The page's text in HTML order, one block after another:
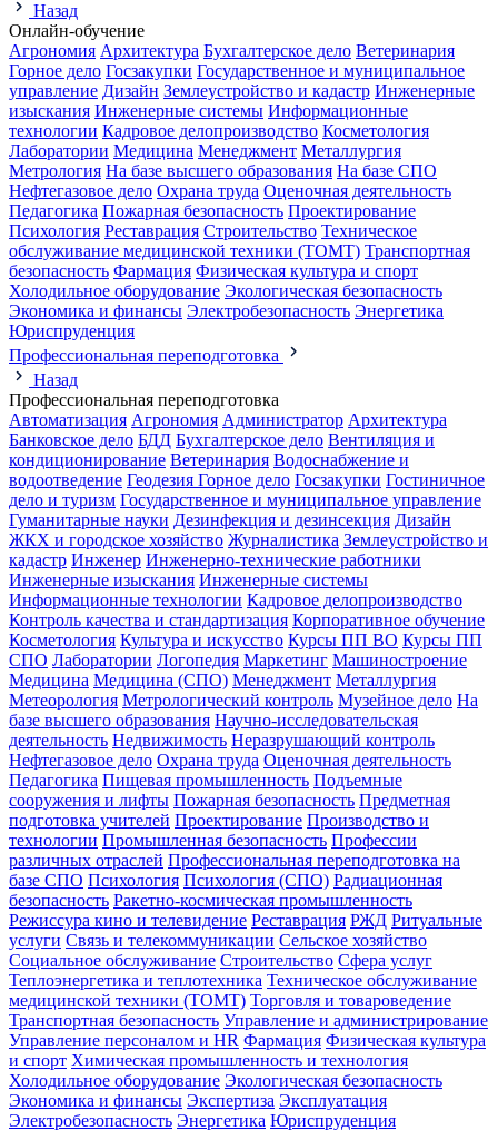
Назад
Онлайн-обучение
Агрономия Архитектура Бухгалтерское дело Ветеринария
Горное дело Госзакупки Государственное и муниципальное
управление Дизайн Землеустройство и кадастр Инженерные
изыскания Инженерные системы Информационные
технологии Кадровое делопроизводство Косметология
Лаборатории Медицина Менеджмент Металлургия
Метрология На базе высшего образования На базе СПО
Нефтегазовое дело Охрана труда Оценочная деятельность
Педагогика Пожарная безопасность Проектирование
Психология Реставрация Строительство Техническое
обслуживание медицинской техники (ТОМТ) Транспортная
безопасность Фармация Физическая культура и спорт
Холодильное оборудование Экологическая безопасность
Экономика и финансы Электробезопасность Энергетика
Юриспруденция
Профессиональная переподготовка
Назад
Профессиональная переподготовка
Автоматизация Агрономия Администратор Архитектура
Банковское дело БДД Бухгалтерское дело Вентиляция и
кондиционирование Ветеринария Водоснабжение и
водоотведение Геодезия Горное дело Госзакупки Гостиничное
дело и туризм Государственное и муниципальное управление
Гуманитарные науки Дезинфекция и дезинсекция Дизайн
ЖКХ и городское хозяйство Журналистика Землеустройство и
кадастр Инженер Инженерно-технические работники
Инженерные изыскания Инженерные системы
Информационные технологии Кадровое делопроизводство
Контроль качества и стандартизация Корпоративное обучение
Косметология Культура и искусство Курсы ПП ВО Курсы ПП
СПО Лаборатории Логопедия Маркетинг Машиностроение
Медицина Медицина (СПО) Менеджмент Металлургия
Метеорология Метрологический контроль Музейное дело На
базе высшего образования Научно-исследовательская
деятельность Недвижимость Неразрушающий контроль
Нефтегазовое дело Охрана труда Оценочная деятельность
Педагогика Пищевая промышленность Подъемные
сооружения и лифты Пожарная безопасность Предметная
подготовка учителей Проектирование Производство и
технологии Промышленная безопасность Профессии
различных отраслей Профессиональная переподготовка на
базе СПО Психология Психология (СПО) Радиационная
безопасность Ракетно-космическая промышленность
Режиссура кино и телевидение Реставрация РЖД Ритуальные
услуги Связь и телекоммуникации Сельское хозяйство
Социальное обслуживание Строительство Сфера услуг
Теплоэнергетика и теплотехника Техническое обслуживание
медицинской техники (ТОМТ) Торговля и товароведение
Транспортная безопасность Управление и администрирование
Управление персоналом и HR Фармация Физическая культура
и спорт Химическая промышленность и технология
Холодильное оборудование Экологическая безопасность
Экономика и финансы Экспертиза Эксплуатация
Электробезопасность Энергетика Юриспруденция